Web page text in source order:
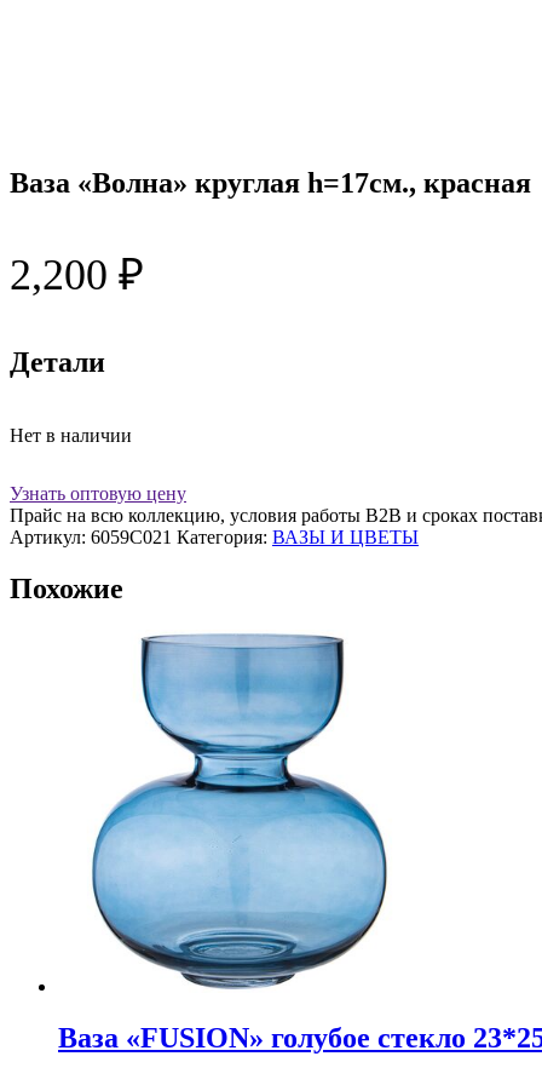
Ваза «Волна» круглая h=17см., красная
2,200 ₽
Детали
Нет в наличии
Узнать оптовую цену
Прайс на всю коллекцию, условия работы В2В и сроках
Артикул: 6059C021 Категория: ВАЗЫ И ЦВЕТЫ
Похожие
Ваза «FUSION» голубое стекло